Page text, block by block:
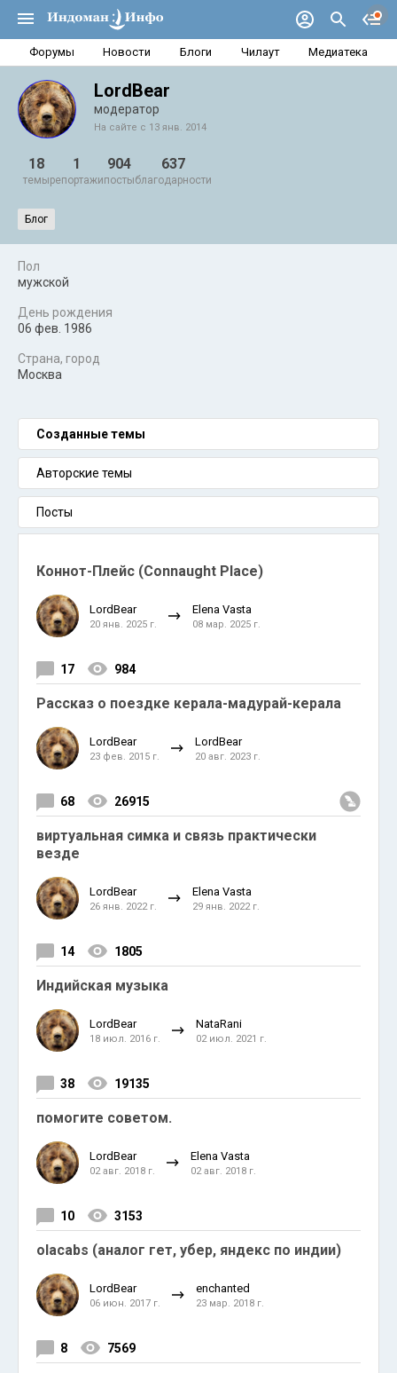
Форумы Новости Блоги Чилаут Медиатека
LordBear
модератор
На сайте с 13 янв. 2014
18
темы
1
репортажи
904
посты
637
благодарности
Блог
Пол
мужской
День рождения
06 фев. 1986
Страна, город
Москва
Созданные темы
Авторские темы
Посты
Коннот-Плейс (Connaught Place)
LordBear
20 янв. 2025 г.
Elena Vasta
08 мар. 2025 г.
17 984
Рассказ о поездке керала-мадурай-керала
LordBear
23 фев. 2015 г.
LordBear
20 авг. 2023 г.
68 26915
виртуальная симка и связь практически
везде
LordBear
26 янв. 2022 г.
Elena Vasta
29 янв. 2022 г.
14 1805
Индийская музыка
LordBear
18 июл. 2016 г.
NataRani
02 июл. 2021 г.
38 19135
помогите советом.
LordBear
02 авг. 2018 г.
Elena Vasta
02 авг. 2018 г.
10 3153
olacabs (аналог гет, убер, яндекс по индии)
LordBear
06 июн. 2017 г.
enchanted
23 мар. 2018 г.
8 7569